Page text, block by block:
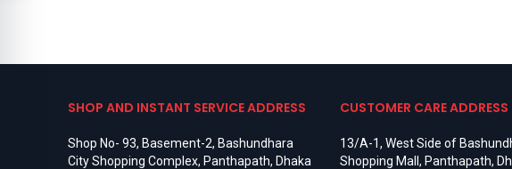
Asus ROG Phone 5s Pro3
Asus Rog Phone 7
Asus ROG Phone 8 3
SHOP AND INSTANT SERVICE ADDRESS
Shop No- 93, Basement-2, Bashundhara
City Shopping Complex, Panthapath, Dhaka
CUSTOMER CARE ADDRESS
13/A-1, West Side of
Shopping Mall, Panthapath,